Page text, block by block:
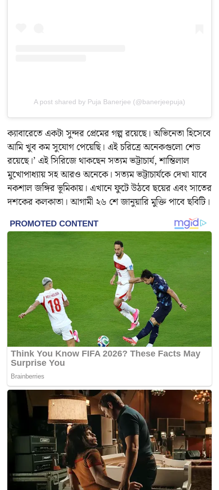
A post shared by Puja Banerjee (@banerjeepuja)
ক্যাবারেতে একটা সুন্দর প্রেমের গল্প রয়েছে। অভিনেতা হিসেবে
আমি খুব কম সুযোগ পেয়েছি। এই চরিত্রে অনেকগুলো শেড
রয়েছে।’ এই সিরিজে থাকছেনসত্যম ভট্টাচার্য, শান্তিলাল
মুখোপাধ্যায় সহ আরও অনেকে। সত্যম ভট্টাচার্যকে দেখা যাবে
নকশাল জঙ্গির ভূমিকায়। এখানে ফুটে উঠবে ছয়ের এবং সাতের
দশকের কলকাতা। আগামী ২৬ শে জানুয়ারি মুক্তি পাবে ছবিটি।